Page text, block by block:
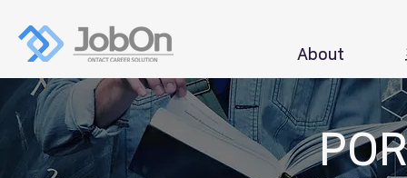
About